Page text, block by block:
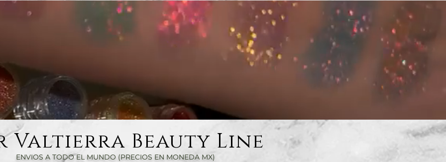
Valtierra Beauty Line
ENVIOS A TODO EL MUNDO (PRECIOS EN MONEDA MX)